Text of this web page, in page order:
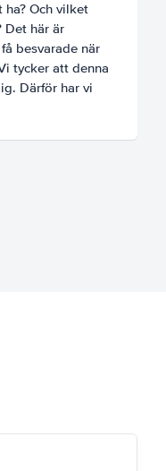
Och vilket
Det här är
besvarade när
tycker att denna
Därför har vi